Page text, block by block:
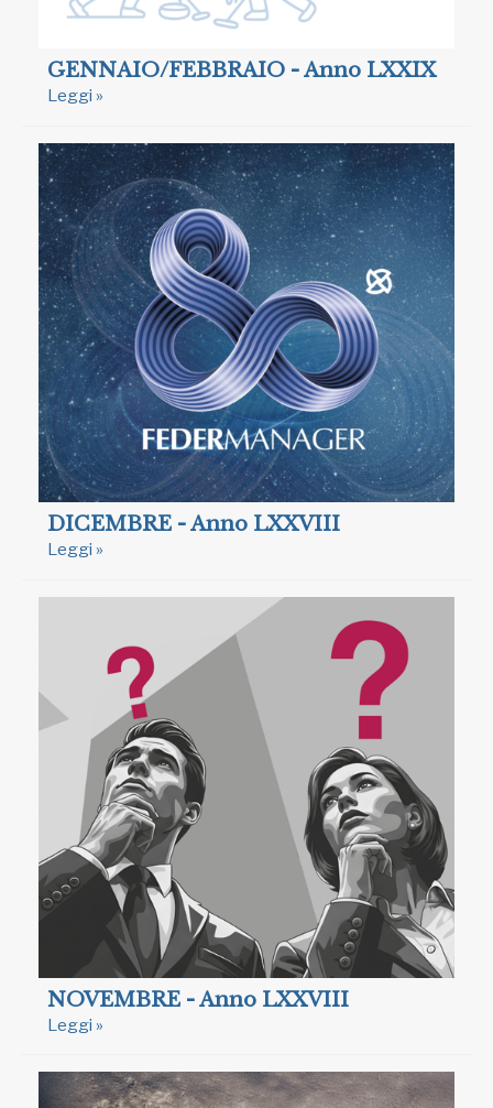
GENNAIO/FEBBRAIO - Anno LXXIX
Leggi »
DICEMBRE - Anno LXXVIII
Leggi »
NOVEMBRE - Anno LXXVIII
Leggi »